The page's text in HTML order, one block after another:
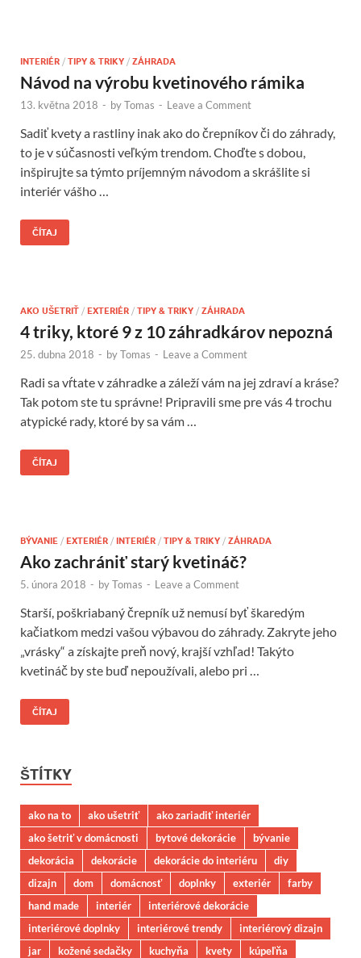
INTERIÉR / TIPY & TRIKY / ZÁHRADA
Návod na výrobu kvetinového rámika
13. května 2018 - byTomas - Leave a Comment
Sadiť kvety a rastliny inak ako do črepníkov či do záhrady,
to je v súčasnosti veľkým trendom. Choďte s dobou,
inšpirujte sa týmto príjemným návodom a skrášlite si
interiér vášho …
ČÍTAJ
AKO UŠETRIŤ / EXTERIÉR / TIPY & TRIKY / ZÁHRADA
4 triky, ktoré 9 z 10 záhradkárov nepozná
25. dubna 2018 - byTomas - Leave a Comment
Radi sa vŕtate v záhradke a záleží vám na jej zdraví a kráse?
Tak potom ste tu správne! Pripravili sme pre vás 4 trochu
atypické rady, ktoré by sa vám …
ČÍTAJ
BÝVANIE / EXTERIÉR / INTERIÉR / TIPY & TRIKY / ZÁHRADA
Ako zachrániť starý kvetináč?
5. února 2018 - byTomas - Leave a Comment
Starší, poškriabaný črepník už nemusí byť škaredým
kačiatkom medzi vašou výbavou do záhrady. Zakryte jeho
„vrásky“ a získajte preň nový, krajší vzhľad! Takýto
kvetináč by ste buď nepoužívali, alebo pri …
ČÍTAJ
ŠTÍTKY
ako na to ako ušetriť
ako zariadiť interiér
ako šetriť v domácnosti
bytové dekorácie
bývanie
dekorácia
dekorácie dekorácie do interiéru
diy
dizajn
dom domácnosť doplnky exteriér
farby
hand made
interiér
interiérové dekorácie
interiérové doplnky
interiérové trendy
interiérový dizajn
jar
kožené sedačky kuchyňa kvety
kúpeľňa